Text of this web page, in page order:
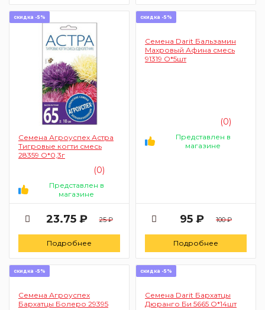
скидка -5%
Семена Агроуспех Астра
Тигровые когти смесь
28359 О*0,3г
(0)
Представлен в
магазине
23.75 ₽ 25 ₽
Подробнее
скидка -5%
Семена Darit Бальзамин
Махровый Афина смесь
91319 О*5шт
(0)
Представлен в
магазине
95 ₽ 100 ₽
Подробнее
скидка -5%
Семена Агроуспех
Бархатцы Болеро 29395
скидка -5%
Семена Darit Бархатцы
Дюранго Би 5665 О*14шт